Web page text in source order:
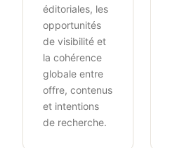
éditoriales, les
opportunités
de visibilité et
la cohérence
globale entre
offre, contenus
et intentions
de recherche.